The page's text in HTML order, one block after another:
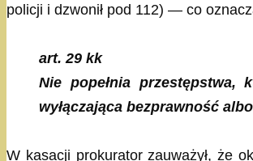
policji i dzwonił pod 112) — co
art. 29 kk
Nie popełnia przestępstwa,
wyłączająca bezprawność
W kasacji prokurator zauważył, że